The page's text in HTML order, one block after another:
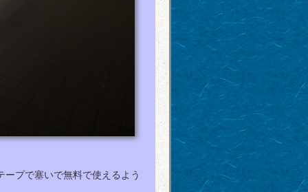
プで塞いで無料で使えるよう